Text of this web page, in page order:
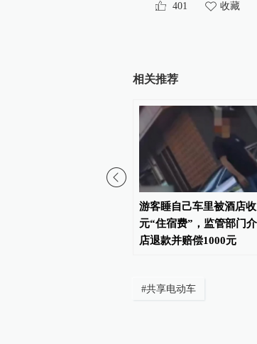
401 收藏
相关推荐
游客睡自己车里被酒店
元“住宿费”，监管部门
店退款并赔偿1000元
#共享电动车